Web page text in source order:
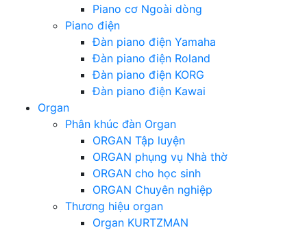
Piano cơ Ngoài dòng
Piano điện
Đàn piano điện Yamaha
Đàn piano điện Roland
Đàn piano điện KORG
Đàn piano điện Kawai
Organ
Phân khúc đàn Organ
ORGAN Tập luyện
ORGAN phụng vụ Nhà thờ
ORGAN cho học sinh
ORGAN Chuyên nghiệp
Thương hiệu organ
Organ KURTZMAN